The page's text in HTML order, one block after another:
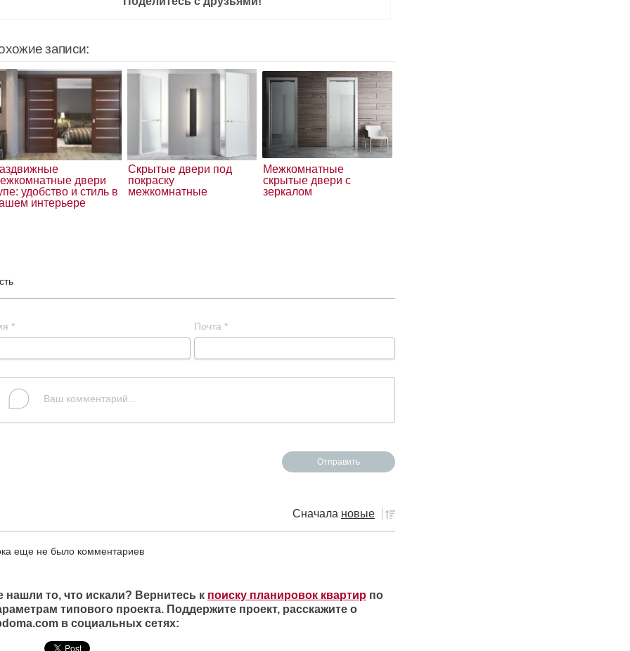
записи:
двери
удобство и стиль в
интерьере
Скрытые двери под
покраску
межкомнатные
Межкомнатные
скрытые двери с
зеркалом
* Почта *
Сначала новые
еще не было комментариев
нашли то, что искали? Вернитесь к поиску планировок квартир по
типового проекта. Поддержите проект, расскажите о
в социальных сетях: